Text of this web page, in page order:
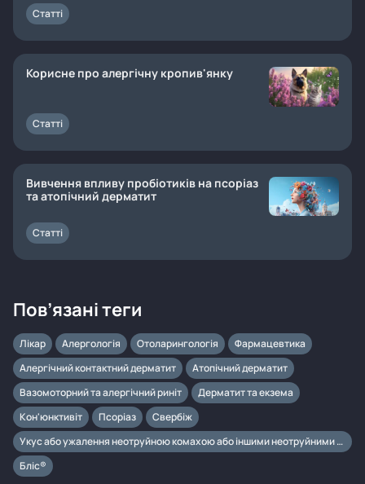
Статті
Корисне про алергічну кропив'янку
Статті
Вивчення впливу пробіотиків на псоріаз
та атопічний дерматит
Статті
Пов’язані теги
Лікар Алергологія Отоларингологія
Фармацевтика
Алергічний контактний дерматит
Атопічний дерматит
Вазомоторний та алергічний риніт
Дерматит та екзема
Кон'юнктивіт
Псоріаз
Свербіж
Укус або ужалення неотруйною комахою або іншими неотруйними членистоногими
Бліс®